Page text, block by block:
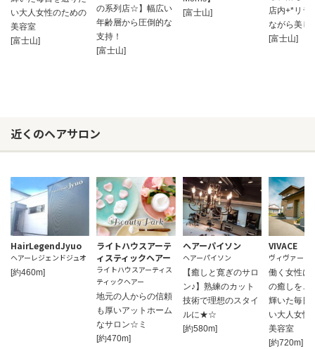
い大人女性のための
美容室
[富士山]
の系列店☆】幅広い
年齢層から圧倒的な
支持！
[富士山]
[富士山]
店内+*リラ
ながら美
[富士山]
近くのヘアサロン
HairLegendJyuo
ヘアーレジェンドジュオ
[約460m]
ライトハウスアーテ
ィスティックヘアー
ライトハウスアーティス
ティックヘアー
地元の人からの信頼
も厚いアットホーム
なサロン☆ミ
[約470m]
ヘアーパイソン
ヘアーパイソン
【癒しと寛ぎのサロ
ン♪】熟練のカット
技術で理想のスタイ
ルに★☆
[約580m]
VIVACE
ヴィヴァーチ
働く女性に
の癒しを…
輝いた毎日
い大人女性
美容室
[約720m]